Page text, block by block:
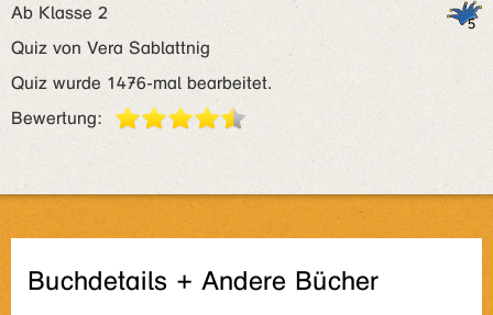
Ab Klasse 2
Quiz von Vera Sablattnig
Quiz wurde 1476-mal bearbeitet.
Bewertung:
Buchdetails + Andere Bücher